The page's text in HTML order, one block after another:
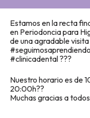
Estamos en la recta
en Periodoncia para
de una agradable
#clinicadental ???
Nuestro horario es de
20:00h??
Muchas gracias a